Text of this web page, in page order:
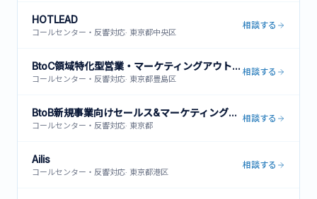
HOTLEAD
コールセンター・反響対応· 東京都中央区
相談する
BtoC領域特化型営業・マーケティングアウトソーシング
コールセンター・反響対応· 東京都豊島区
相談する
BtoB新規事業向けセールス&マーケティング支援
コールセンター・反響対応· 東京都
相談する
Ailis
コールセンター・反響対応· 東京都港区
相談する